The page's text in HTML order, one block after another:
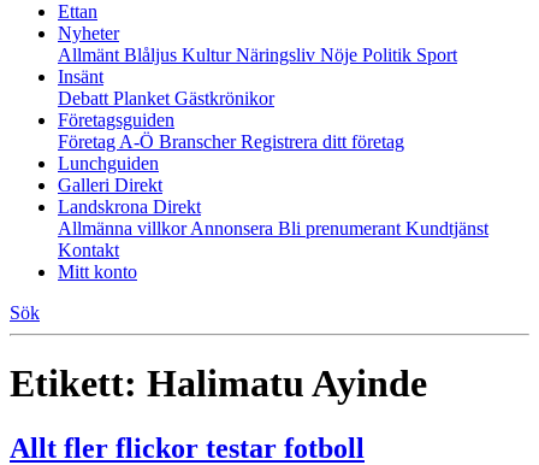
Ettan
Nyheter
Allmänt Blåljus KulturNäringsliv Nöje Politik Sport
Insänt
Debatt Planket Gästkrönikor
Företagsguiden
Företag A-Ö BranscherRegistrera ditt företag
Lunchguiden
Galleri Direkt
Landskrona Direkt
Allmänna villkorAnnonsera Bli prenumerant Kundtjänst
Kontakt
Mitt konto
Sök
Etikett: Halimatu Ayinde
Allt fler flickor testar fotboll